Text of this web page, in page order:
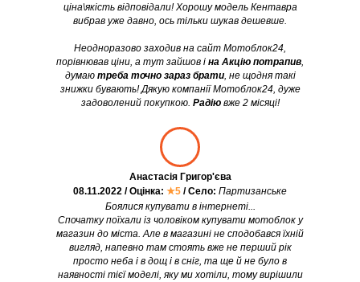
Боялися купувати в інтернеті...
Спочатку поїхали із чоловіком купувати мотоблок у
магазин до міста. Але в магазині не сподобався їхній
вигляд, напевно там стоять вже не перший рік
просто неба і в дощ і в сніг, та ще й не було в
наявності тієї моделі, яку ми хотіли, тому вирішили
Анастасія Григор'єва
08.11.2022 / Оцінка: ★5 / Село: Партизанське
ціна\якість відповідали! Хорошу модель Кентавра
вибрав уже давно, ось тільки шукав дешевше.
Неодноразово заходив на сайт Мотоблок24,
порівнював ціни, а тут зайшов і на Акцію потрапив,
думаю треба точно зараз брати, не щодня такі
знижки бувають! Дякую компанії Мотоблок24, дуже
задоволений покупкою. Радіювже 2 місяці!